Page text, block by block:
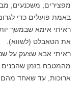
מפצירים, משכנעים,
באמת פועלים כדי
את הטאבלט (לשווא).
ראיתי אבא שצעק על
מהמטבח בזמן שהבנים
ארוכות, עד שאחד מהם